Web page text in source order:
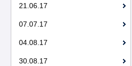
21.06.17
07.07.17
04.08.17
30.08.17